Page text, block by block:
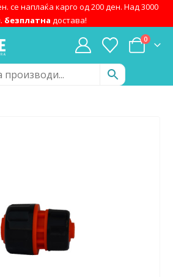
се наплаќа карго од 200 ден. Над 3000
безплатна достава!
0